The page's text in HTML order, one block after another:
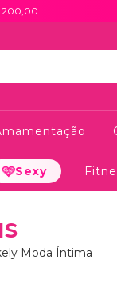
200,00
Sexy
Moda Íntima